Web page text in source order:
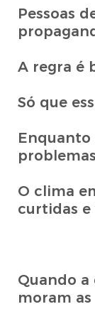
Pessoas
A regra é
Só que
Enquanto
O clima
curtidas e
Quando a
moram as